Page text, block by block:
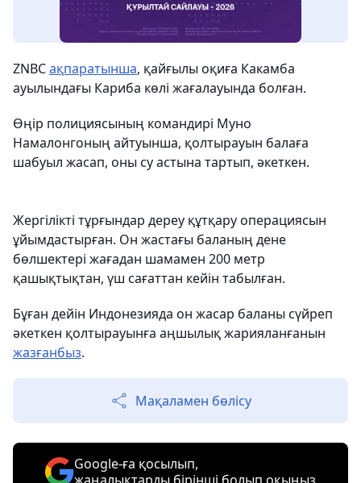
ZNBCақпаратынша, қайғылы оқиға Какамба
ауылындағы Кариба көлі жағалауында болған.
Өңір полициясының командирі Муно
Намалонгоның айтуынша, қолтырауын балаға
шабуыл жасап, оны су астына тартып, әкеткен.
Жергілікті тұрғындар дереу құтқару операциясын
ұйымдастырған. Он жастағы баланың дене
бөлшектері жағадан шамамен 200 метр
қашықтықтан, үш сағаттан кейін табылған.
Бұған дейін Индонезияда он жасар баланы сүйреп
әкеткен қолтырауынға аңшылық жарияланғанын
жазғанбыз.
Мақаламен бөлісу
Google-ға қосылып,